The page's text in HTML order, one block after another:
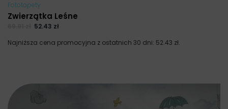
Fototapety
Zwierzątka Leśne
52.43 zł
Najniższa cena promocyjna z ostatnich 30 dni: 52.43 zł.